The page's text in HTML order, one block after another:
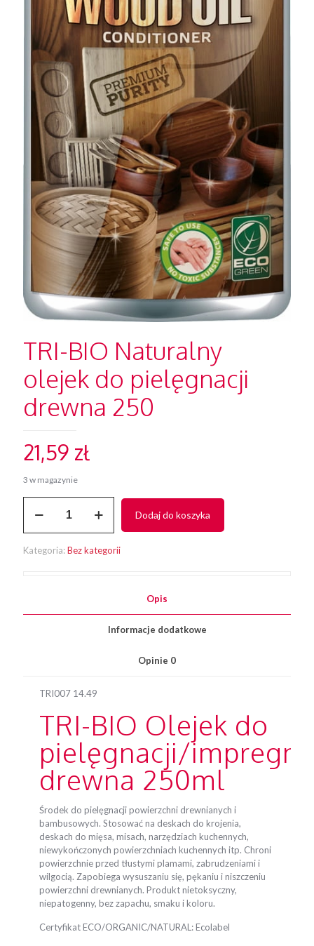
TRI-BIO Naturalny
olejek do pielęgnacji
drewna 250
21,59 zł
3 w magazynie
TRI-
olejek
Dodaj do koszyka
Kategoria:Bez kategorii
Opis
Informacje dodatkowe
Opinie 0
TRI007 14.49
TRI-BIO Olejek do
pielęgnacji/
drewna 250ml
Środek do pielęgnacji powierzchni drewnianych i
bambusowych. Stosować na deskach do krojenia,
deskach do mięsa, misach, narzędziach kuchennych,
niewykończonych powierzchniach kuchennych itp. Chroni
powierzchnie przed tłustymi plamami, zabrudzeniami i
wilgocią. Zapobiega wysuszaniu się, pękaniu i niszczeniu
powierzchni drewnianych. Produkt nietoksyczny,
niepatogenny, bez zapachu, smaku i koloru.
Certyfikat ECO/ORGANIC/NATURAL: Ecolabel